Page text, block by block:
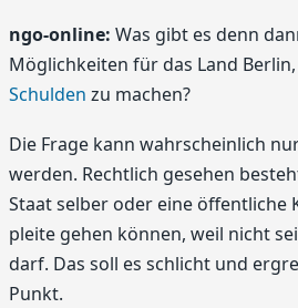
ngo-online: Was gibt es denn
Möglichkeiten für das Land
Schulden zu machen?
Die Frage kann wahrscheinlich
werden. Rechtlich gesehen
Staat selber oder eine öffentliche
pleite gehen können, weil nicht
darf. Das soll es schlicht und
Punkt.